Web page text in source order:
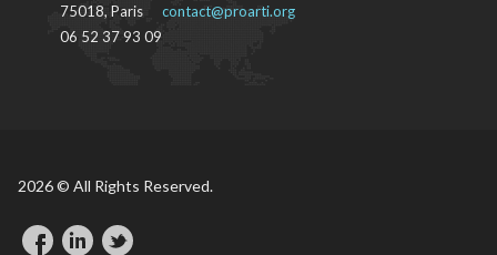
75018, Paris
06 52 37 93 09
contact@proarti.org
2026 © All Rights Reserved.